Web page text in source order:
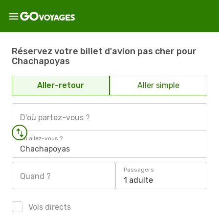
Réservez votre billet d'avion pas cher pour
Chachapoyas
Aller-retour Aller simple
D'où partez-vous ?
Où allez-vous ?
Chachapoyas
Quand ?
Passagers
1 adulte
Vols directs